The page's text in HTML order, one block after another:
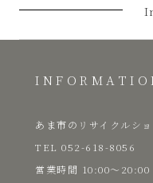
あま市のリサイクルシ
TEL 052-618-8056
​営業時間 10:00～20:00